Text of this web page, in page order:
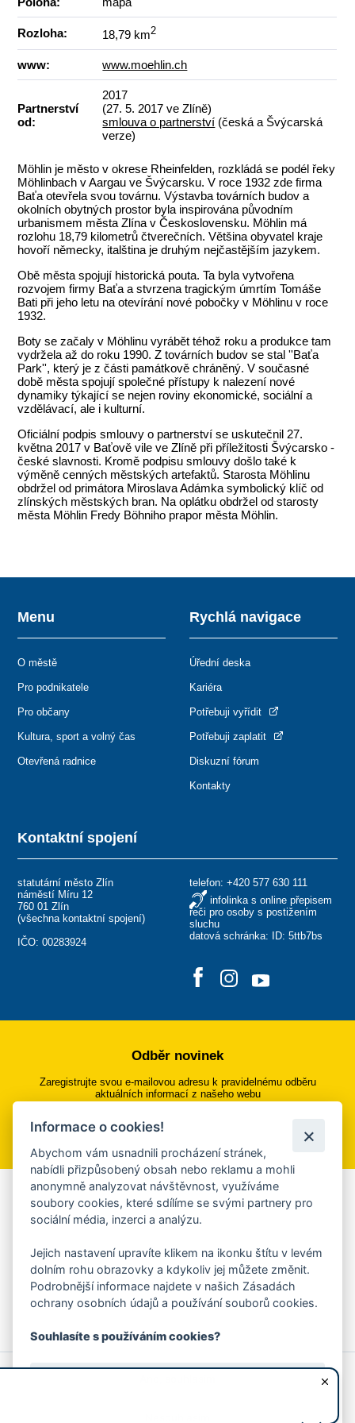
Rozloha: 18,79 km2
www: www.moehlin.ch
Partnerství
od:
2017
(27. 5. 2017 ve Zlíně)
smlouva o partnerství (česká a Švýcarská
verze)
Möhlin je město v okrese Rheinfelden, rozkládá se podél řeky
Möhlinbach v Aargau ve Švýcarsku. V roce 1932 zde firma
Baťa otevřela svou továrnu. Výstavba továrních budov a
okolních obytných prostor byla inspirována původním
urbanismem města Zlína v Československu. Möhlin má
rozlohu 18,79 kilometrů čtverečních. Většina obyvatel kraje
hovoří německy, italština je druhým nejčastějším jazykem.
Obě města spojují historická pouta. Ta byla vytvořena
rozvojem firmy Baťa a stvrzena tragickým úmrtím Tomáše
Bati při jeho letu na otevírání nové pobočky v Möhlinu v roce
1932.
Boty se začaly v Möhlinu vyrábět téhož roku a produkce tam
vydržela až do roku 1990. Z továrních budov se stal ''Baťa
Park'', který je z části památkově chráněný. V současné
době města spojují společné přístupy k nalezení nové
dynamiky týkající se nejen roviny ekonomické, sociální a
vzdělávací, ale i kulturní.
Oficiální podpis smlouvy o partnerství se uskutečnil 27.
května 2017 v Baťově vile ve Zlíně při příležitosti Švýcarsko -
české slavnosti. Kromě podpisu smlouvy došlo také k
výměně cenných městských artefaktů. Starosta Möhlinu
obdržel od primátora Miroslava Adámka symbolický klíč od
zlínských městských bran. Na oplátku obdržel od starosty
města Möhlin Fredy Böhniho prapor města Möhlin.
Kontaktní spojení
statutární město Zlín
náměstí Míru 12
760 01 Zlín
(všechna kontaktní spojení)
IČO: 00283924
telefon: +420 577 630 111
infolinka s online přepisem
řeči pro osoby s postižením
sluchu
datová schránka: ID: 5ttb7bs
Menu
O městě
Pro podnikatele
Pro občany
Kultura, sport a volný čas
Otevřená radnice
Rychlá navigace
Úřední deska
Kariéra
Potřebuji vyřídit
Potřebuji zaplatit
Diskuzní fórum
Kontakty
Odběr novinek
Zaregistrujte svou e-mailovou adresu k pravidelnému odběru
aktuálních informací z našeho webu
Přihlásit se k odběru
Aplikace Mobilní rozhlas
Chcete dostávat do svého mobilu či mailu upozornění na
ankety, pozvánky na kulturní a sportovní akce?
Více informací o aplikaci
© 2026 Magistrát města Zlína
Prohlášení o používání cookies
Informace o cookies!
Abychom vám usnadnili procházení stránek,
nabídli přizpůsobený obsah nebo reklamu a mohli
anonymně analyzovat návštěvnost, využíváme
soubory cookies, které sdílíme se svými partnery pro
sociální média, inzerci a analýzu.
Jejich nastavení upravíte klikem na ikonku štítu v levém
dolním rohu obrazovky a kdykoliv jej můžete změnit.
Podrobnější informace najdete v našich Zásadách
ochrany osobních údajů a používání souborů cookies.
Souhlasíte s používáním cookies?